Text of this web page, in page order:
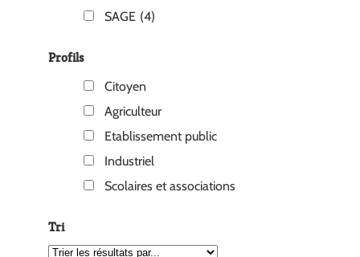
SAGE (4)
Profils
Citoyen
Agriculteur
Etablissement public
Industriel
Scolaires et associations
Tri